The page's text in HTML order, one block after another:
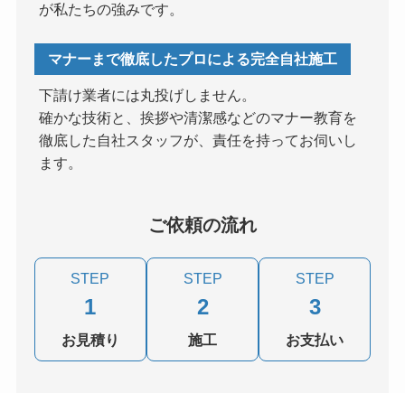
が私たちの強みです。
マナーまで徹底したプロによる完全自社施工
下請け業者には丸投げしません。
確かな技術と、挨拶や清潔感などのマナー教育を
徹底した自社スタッフが、責任を持ってお伺いし
ます。
ご依頼の流れ
STEP
1
お見積り
STEP
2
施工
STEP
3
お支払い